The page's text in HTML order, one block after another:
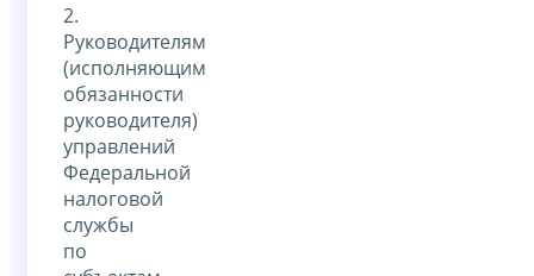
2.
Руководителям
(исполняющим
обязанности
руководителя)
управлений
Федеральной
налоговой
службы
по